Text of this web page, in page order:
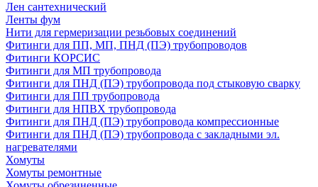
Лен сантехнический
Ленты фум
Нити для гермеризации резьбовых соединений
Фитинги для ПП, МП, ПНД (ПЭ) трубопроводов
Фитинги КОРСИС
Фитинги для МП трубопровода
Фитинги для ПНД (ПЭ) трубопровода под стыковую сварку
Фитинги для ПП трубопровода
Фитинги для НПВХ трубопровода
Фитинги для ПНД (ПЭ) трубопровода компрессионные
Фитинги для ПНД (ПЭ) трубопровода с закладными эл.
нагревателями
Хомуты
Хомуты ремонтные